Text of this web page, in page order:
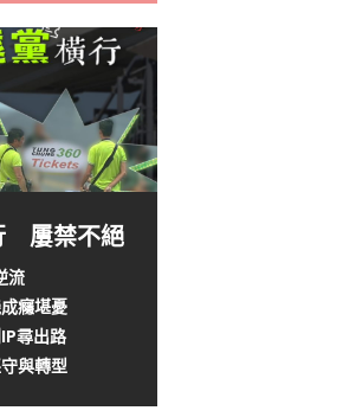
屢禁不絕
流
癮堪憂
尋出路
與轉型